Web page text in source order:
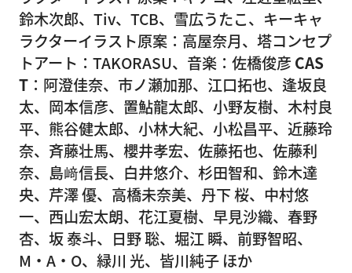
鈴木次郎、Tiv、TCB、雪広うたこ、キーキャ
ラクターイラスト原案：高屋奈月、塔コンセプ
トアート：TAKORASU、音楽：佐橋俊彦CAS
T ：阿澄佳奈、市ノ瀬加那、江口拓也、逢坂良
太、岡本信彦、置鮎龍太郎、小野友樹、木村良
平、熊谷健太郎、小林大紀、小松昌平、近藤玲
奈、斉藤壮馬、櫻井孝宏、佐藤拓也、佐藤利
奈、島﨑信長、白井悠介、杉田智和、鈴木達
央、芹澤 優、高橋未奈美、丹下 桜、中村悠
一、西山宏太朗、花江夏樹、早見沙織、春野
杏、坂 泰斗、日野 聡、堀江 瞬、前野智昭、
M・A・O、緑川 光、皆川純子 ほか